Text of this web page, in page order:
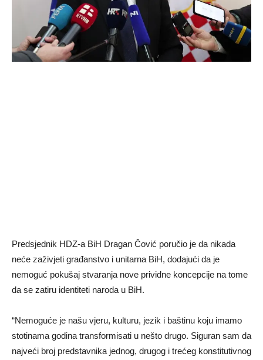
Predsjednik HDZ-a BiH Dragan Čović poručio je da nikada
neće zaživjeti građanstvo i unitarna BiH, dodajući da je
nemoguć pokušaj stvaranja nove prividne koncepcije na tome
da se zatiru identiteti naroda u BiH.
“Nemoguće je našu vjeru, kulturu, jezik i baštinu koju imamo
stotinama godina transformisati u nešto drugo. Siguran sam da
najveći broj predstavnika jednog, drugog i trećeg konstitutivnog